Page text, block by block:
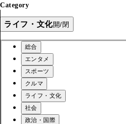
Category
ライフ・文化開/閉
総合
エンタメ
スポーツ
クルマ
ライフ・文化
社会
政治・国際